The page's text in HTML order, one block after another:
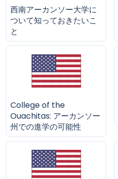
西南アーカンソー大学に
ついて知っておきたいこ
と
College of the
Ouachitas: アーカンソー
州での進学の可能性